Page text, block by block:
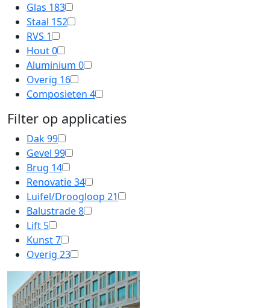
Glas 183
Staal 152
RVS 1
Hout0
Aluminium 0
Overig 16
Composieten 4
Filter op applicaties
Dak99
Gevel 99
Brug 14
Renovatie34
Luifel/Droogloop 21
Balustrade8
Lift 5
Kunst7
Overig 23